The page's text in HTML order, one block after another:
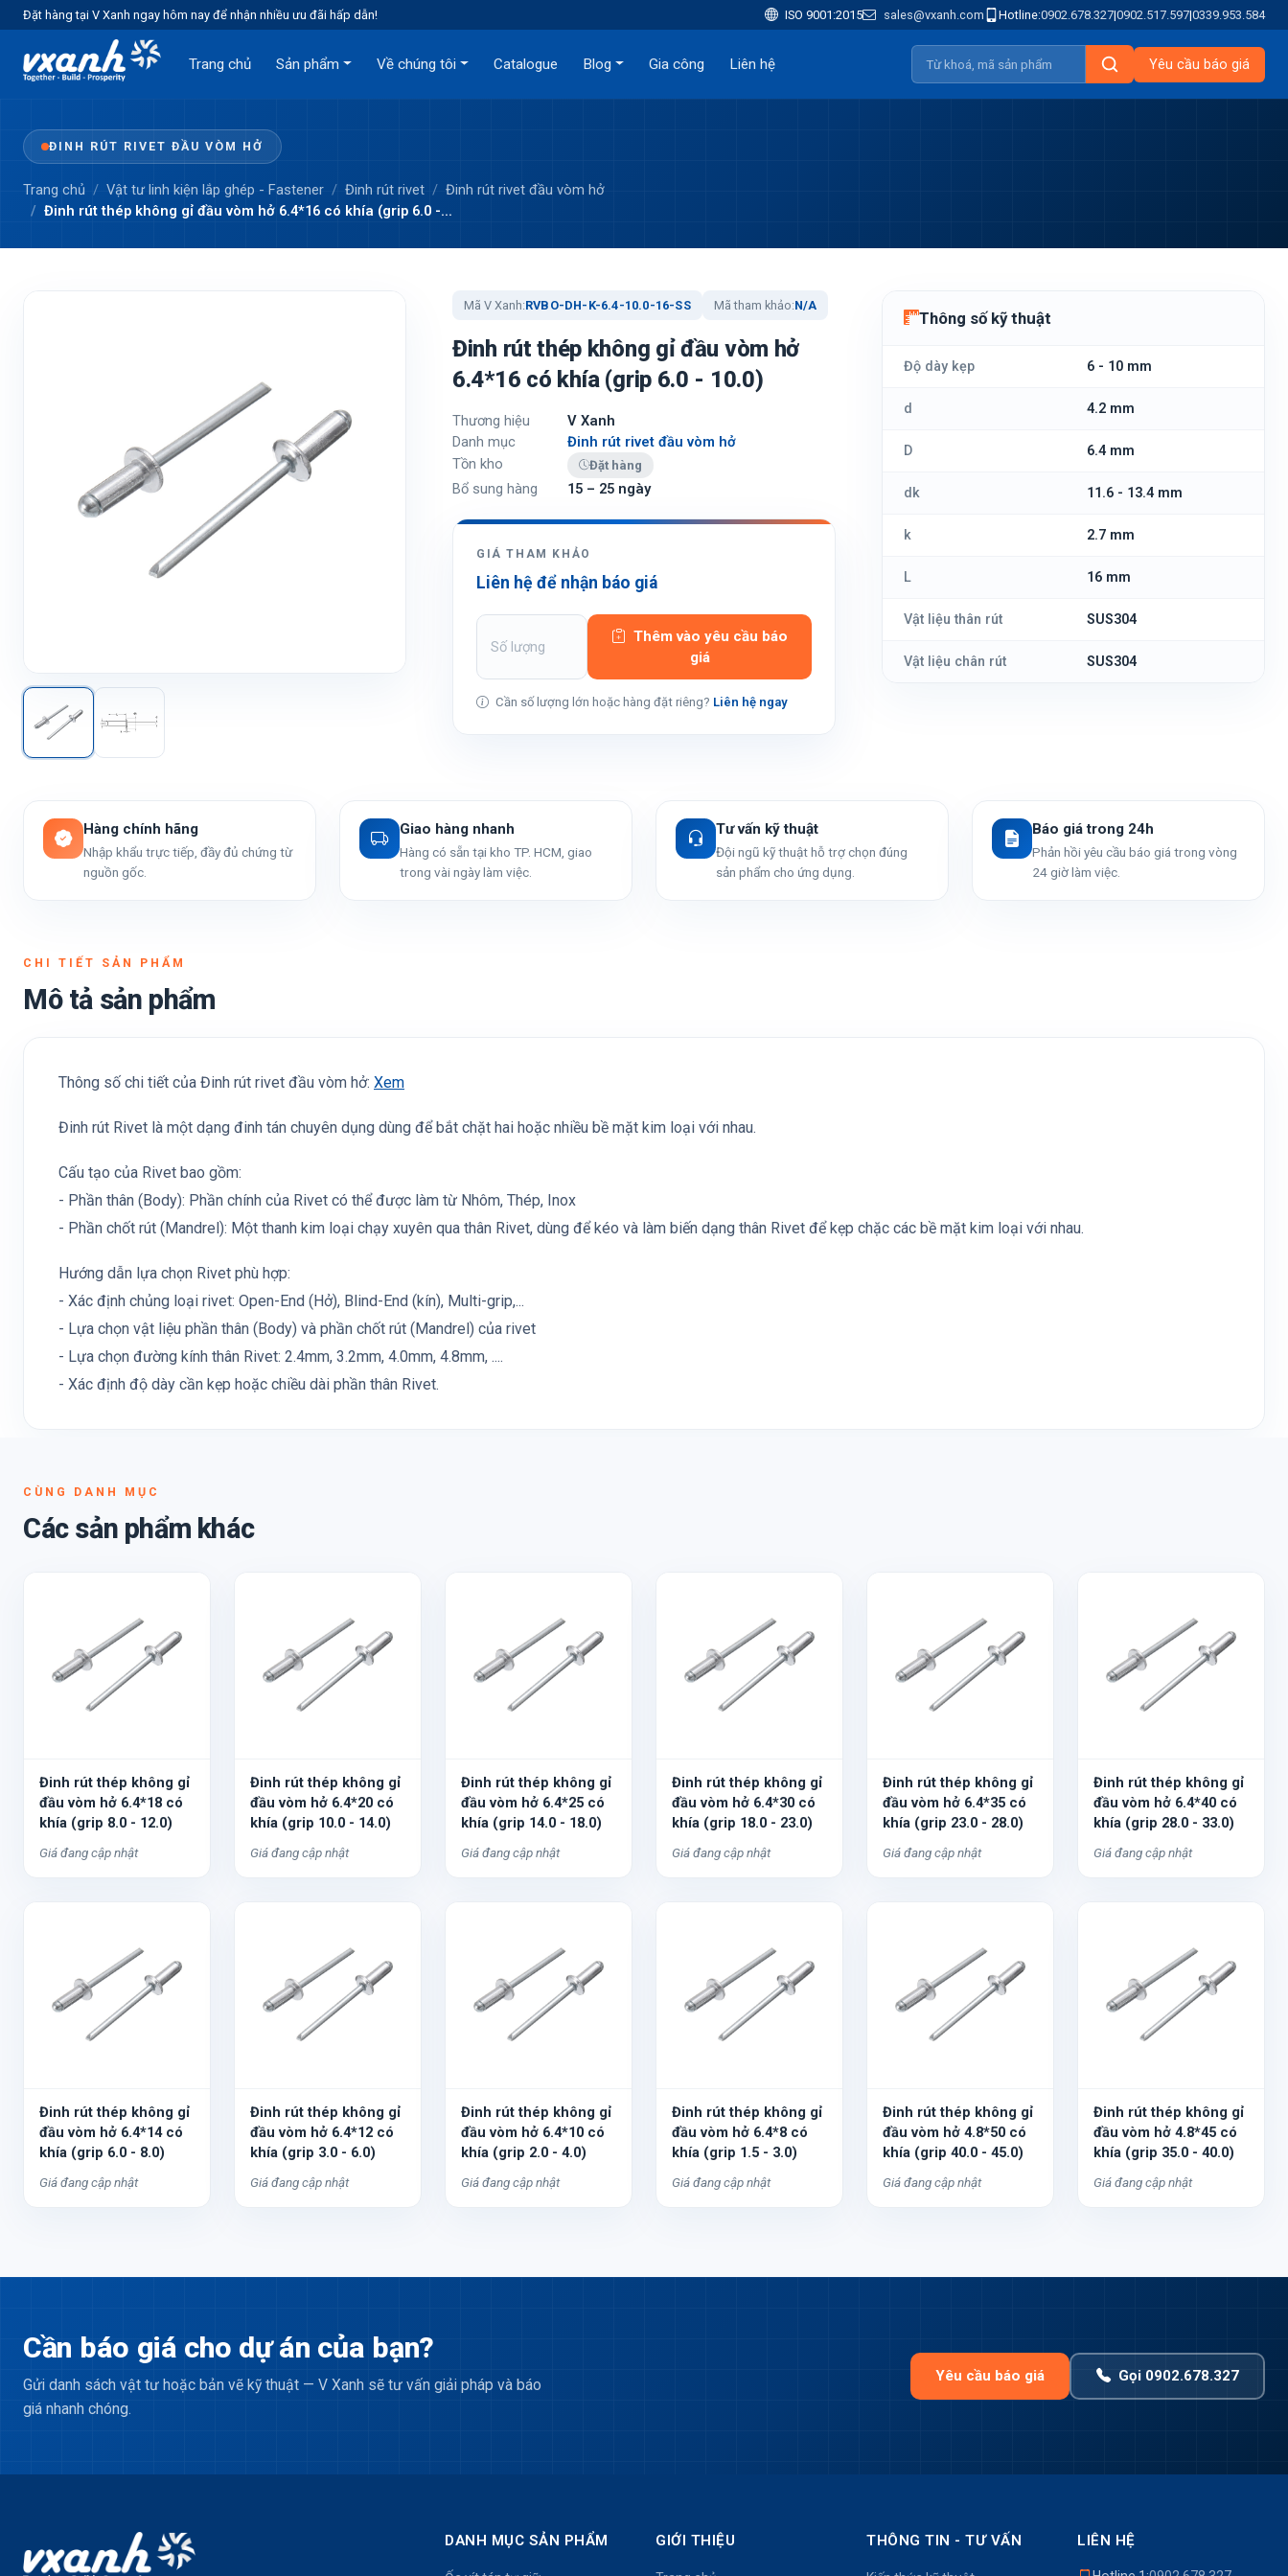
Đặt hàng tại V Xanh ngay hôm nay để nhận nhiều ưu đãi hấp dẫn! ISO 9001:2015 sales@vxanh.com Hotline:0902.678.327|0902.517.597|0339.953.584
Trang chủ Sản phẩm Về chúng tôi Catalogue Blog Gia công Liên hệ Yêu cầu báo giá
ĐINH RÚT RIVET ĐẦU VÒM HỞ
Trang chủ Vật tư linh kiện lắp ghép - Fastener Đinh rút rivet
Đinh rút rivet đầu vòm hở
Đinh rút thép không gỉ đầu vòm hở 6.4*16 có khía (grip 6.0 -...
Mã V Xanh:RVBO-DH-K-6.4-10.0-16-SS Mã tham khảo:N/A
Đinh rút thép không gỉ đầu vòm hở
6.4*16 có khía (grip 6.0 - 10.0)
Thương hiệu
V Xanh
Danh mục
Đinh rút rivet đầu vòm hở
Tồn kho
Đặt hàng
Bổ sung hàng 15 – 25 ngày
GIÁ THAM KHẢO
Liên hệ để nhận báo giá
Thêm vào yêu cầu báo
giá
Cần số lượng lớn hoặc hàng đặt riêng? Liên hệ ngay
Thông số kỹ thuật
Độ dày kẹp 6 - 10 mm
d 4.2 mm
D 6.4 mm
dk 11.6 - 13.4 mm
k 2.7 mm
L 16 mm
Vật liệu thân rút SUS304
Vật liệu chân rút SUS304
Hàng chính hãng
Nhập khẩu trực tiếp, đầy đủ chứng từ
nguồn gốc.
Giao hàng nhanh
Hàng có sẵn tại kho TP. HCM, giao
trong vài ngày làm việc.
Tư vấn kỹ thuật
Đội ngũ kỹ thuật hỗ trợ chọn đúng
sản phẩm cho ứng dụng.
Báo giá trong 24h
Phản hồi yêu cầu báo giá trong vòng
24 giờ làm việc.
CHI TIẾT SẢN PHẨM
Mô tả sản phẩm
Thông số chi tiết của Đinh rút rivet đầu vòm hở: Xem
Đinh rút Rivet là một dạng đinh tán chuyên dụng dùng để bắt chặt hai hoặc nhiều bề mặt kim loại với nhau.
Cấu tạo của Rivet bao gồm:
- Phần thân (Body): Phần chính của Rivet có thể được làm từ Nhôm, Thép, Inox
- Phần chốt rút (Mandrel): Một thanh kim loại chạy xuyên qua thân Rivet, dùng để kéo và làm biến dạng thân Rivet để kẹp chặc các bề mặt kim loại với nhau.
Hướng dẫn lựa chọn Rivet phù hợp:
- Xác định chủng loại rivet: Open-End (Hở), Blind-End (kín), Multi-grip,...
- Lựa chọn vật liệu phần thân (Body) và phần chốt rút (Mandrel) của rivet
- Lựa chọn đường kính thân Rivet: 2.4mm, 3.2mm, 4.0mm, 4.8mm, ....
- Xác định độ dày cần kẹp hoặc chiều dài phần thân Rivet.
CÙNG DANH MỤC
Các sản phẩm khác
Đinh rút thép không gỉ
đầu vòm hở 6.4*18 có
khía (grip 8.0 - 12.0)
Giá đang cập nhật
Đinh rút thép không gỉ
đầu vòm hở 6.4*20 có
khía (grip 10.0 - 14.0)
Giá đang cập nhật
Đinh rút thép không gỉ
đầu vòm hở 6.4*25 có
khía (grip 14.0 - 18.0)
Giá đang cập nhật
Đinh rút thép không gỉ
đầu vòm hở 6.4*30 có
khía (grip 18.0 - 23.0)
Giá đang cập nhật
Đinh rút thép không gỉ
đầu vòm hở 6.4*35 có
khía (grip 23.0 - 28.0)
Giá đang cập nhật
Đinh rút thép không gỉ
đầu vòm hở 6.4*40 có
khía (grip 28.0 - 33.0)
Giá đang cập nhật
Đinh rút thép không gỉ
đầu vòm hở 6.4*14 có
khía (grip 6.0 - 8.0)
Giá đang cập nhật
Đinh rút thép không gỉ
đầu vòm hở 6.4*12 có
khía (grip 3.0 - 6.0)
Giá đang cập nhật
Đinh rút thép không gỉ
đầu vòm hở 6.4*10 có
khía (grip 2.0 - 4.0)
Giá đang cập nhật
Đinh rút thép không gỉ
đầu vòm hở 6.4*8 có
khía (grip 1.5 - 3.0)
Giá đang cập nhật
Đinh rút thép không gỉ
đầu vòm hở 4.8*50 có
khía (grip 40.0 - 45.0)
Giá đang cập nhật
Đinh rút thép không gỉ
đầu vòm hở 4.8*45 có
khía (grip 35.0 - 40.0)
Giá đang cập nhật
Cần báo giá cho dự án của bạn?
Gửi danh sách vật tư hoặc bản vẽ kỹ thuật — V Xanh sẽ tư vấn giải pháp và báo
giá nhanh chóng.
Yêu cầu báo giá Gọi 0902.678.327
DANH MỤC SẢN PHẨM GIỚI THIỆU THÔNG TIN - TƯ VẤN LIÊN HỆ